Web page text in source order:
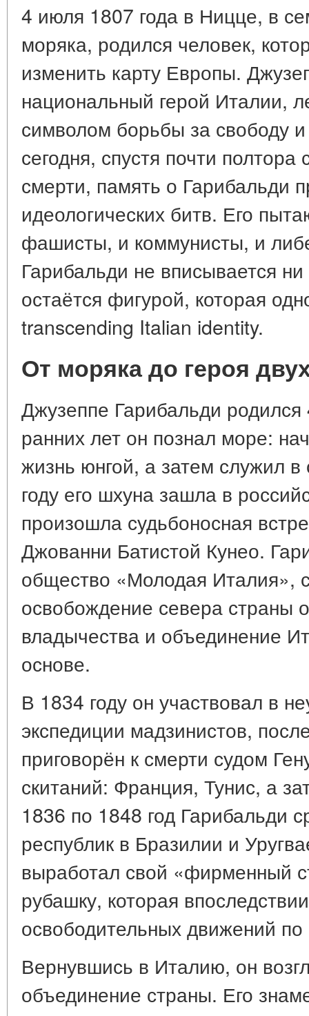
4 июля 1807 года в Ницце, в
моряка, родился человек,
изменить карту Европы.
национальный герой Италии,
символом борьбы за свободу
сегодня, спустя почти полтора
смерти, память о Гарибальди
идеологических битв. Его
фашисты, и коммунисты, и
Гарибальди не вписывается
остаётся фигурой, которая
transcending Italian identity.
От моряка до героя
Джузеппе Гарибальди
ранних лет он познал море:
жизнь юнгой, а затем служил
году его шхуна зашла в
произошла судьбоносная
Джованни Батистой Кунео.
общество «Молодая Италия»,
освобождение севера страны
владычества и объединение
основе.
В 1834 году он участвовал в
экспедиции мадзинистов,
приговорён к смерти судом
скитаний: Франция, Тунис, а
1836 по 1848 год Гарибальди
республик в Бразилии и
выработал свой «фирменный
рубашку, которая
освободительных движений
Вернувшись в Италию, он
объединение страны. Его